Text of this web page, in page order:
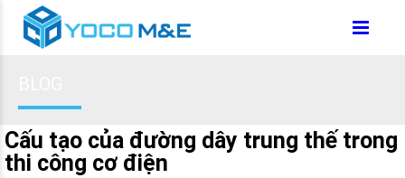
Cấu tạo của đường dây trung thế trong
thi công cơ điện